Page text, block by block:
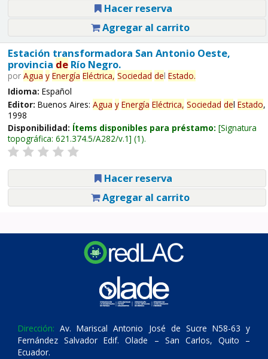
Hacer reserva
Agregar al carrito
Estación transformadora San Antonio Oeste,
provincia deRío Negro.
por Agua y Energía Eléctrica, Sociedad del Estado.
Idioma: Español
Editor: Buenos Aires: Agua y Energía Eléctrica, Sociedad del Estado,
1998
Disponibilidad: Ítems disponibles para préstamo: Signatura
topográfica: 621.374.5/A282/v.1 (1).
Hacer reserva
Agregar al carrito
Dirección: Av. Mariscal Antonio José de Sucre N58-63 y
Fernández Salvador Edif. Olade – San Carlos, Quito –
Ecuador.